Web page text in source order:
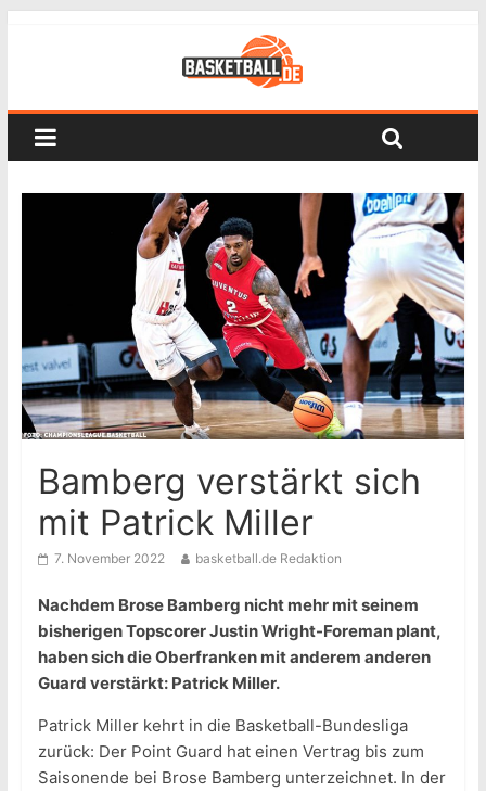
Bamberg verstärkt sich
mit Patrick Miller
7. November 2022 basketball.de Redaktion
Nachdem Brose Bamberg nicht mehr mit seinem
bisherigen Topscorer Justin Wright-Foreman plant,
haben sich die Oberfranken mit anderem anderen
Guard verstärkt: Patrick Miller.
Patrick Miller kehrt in die Basketball-Bundesliga
zurück: Der Point Guard hat einen Vertrag bis zum
Saisonende bei Brose Bamberg unterzeichnet. In der